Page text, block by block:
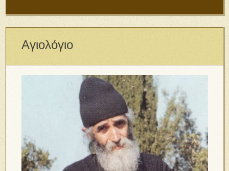
Αγιολόγιο